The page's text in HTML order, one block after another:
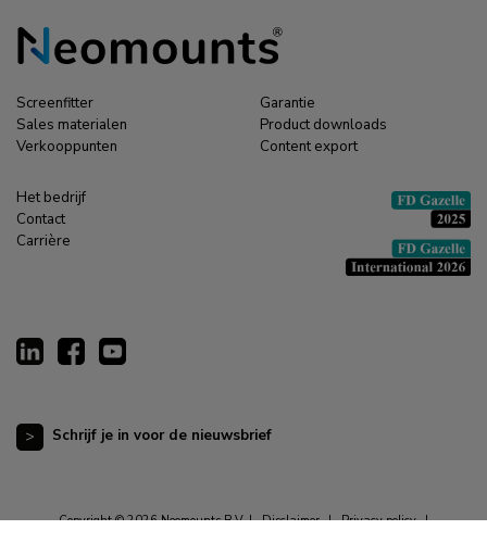
Screenfitter
Sales materialen
Verkooppunten
Garantie
Product downloads
Content export
Het bedrijf
Contact
Carrière
Schrijf je in voor de nieuwsbrief
Copyright © 2026 Neomounts B.V. | Disclaimer | Privacy policy |